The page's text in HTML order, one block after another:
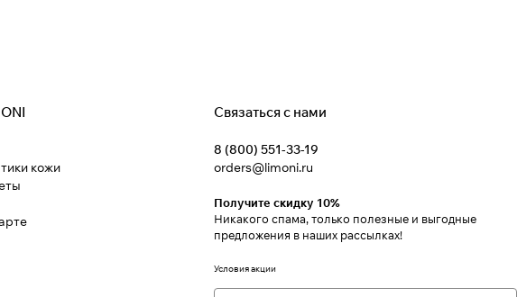
кожи
Связаться с нами
8 (800) 551-33-19
orders@limoni.ru
Получите скидку 10%
Никакого спама, только полезные и выгодные
предложения в наших рассылках!
Условия акции